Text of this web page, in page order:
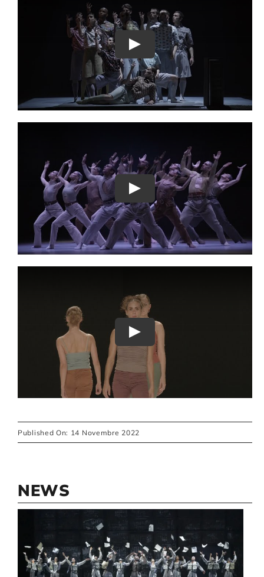
Play
Play
Play
Published On: 14 Novembre 2022
NEWS